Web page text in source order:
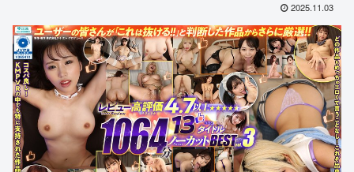
2025.11.03